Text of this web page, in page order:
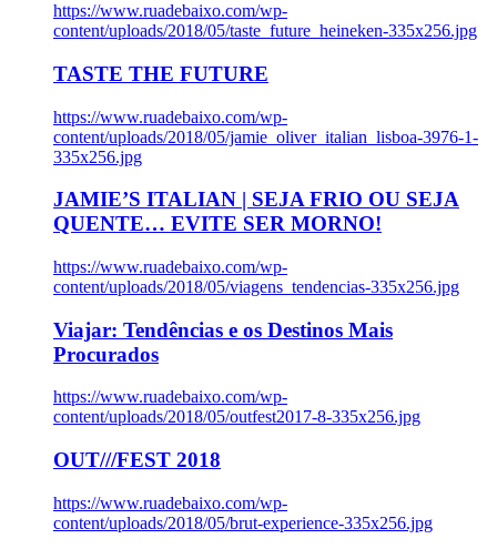
https://www.ruadebaixo.com/wp-
content/uploads/2018/05/taste_future_heineken-335x256.jpg
TASTE THE FUTURE
https://www.ruadebaixo.com/wp-
content/uploads/2018/05/jamie_oliver_italian_lisboa-3976-1-
335x256.jpg
JAMIE’S ITALIAN | SEJA FRIO OU SEJA
QUENTE… EVITE SER MORNO!
https://www.ruadebaixo.com/wp-
content/uploads/2018/05/viagens_tendencias-335x256.jpg
Viajar: Tendências e os Destinos Mais
Procurados
https://www.ruadebaixo.com/wp-
content/uploads/2018/05/outfest2017-8-335x256.jpg
OUT///FEST 2018
https://www.ruadebaixo.com/wp-
content/uploads/2018/05/brut-experience-335x256.jpg